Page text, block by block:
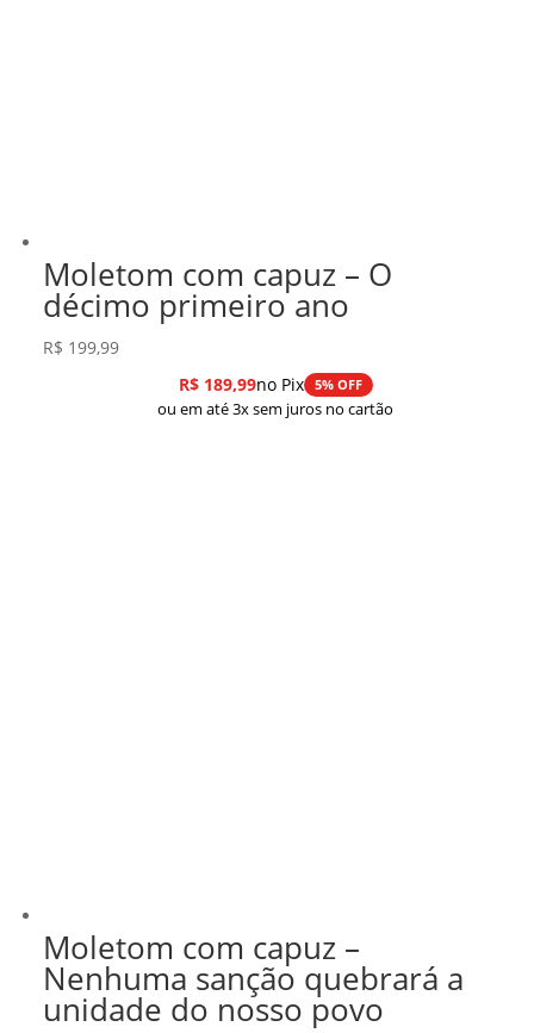
Moletom com capuz – O
décimo primeiro ano
R$ 199,99
R$189,99no Pix 5% OFF
ou em até 3x sem juros no cartão
Moletom com capuz –
Nenhuma sanção quebrará a
unidade do nosso povo